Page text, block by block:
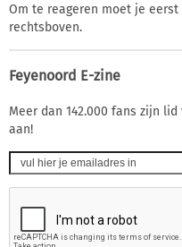
Om te reageren moet je
rechtsboven.
Feyenoord E-zine
Meer dan 142.000 fans zijn
aan!